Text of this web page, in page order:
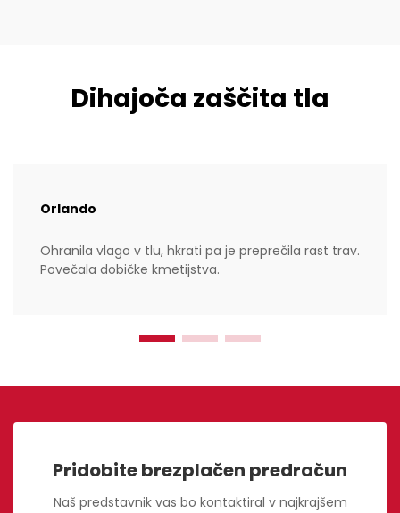
Dihajoča zaščita tla
Orlando
Ohranila vlago v tlu, hkrati pa je preprečila rast trav.
Povečala dobičke kmetijstva.
Pridobite brezplačen predračun
Naš predstavnik vas bo kontaktiral v najkrajšem